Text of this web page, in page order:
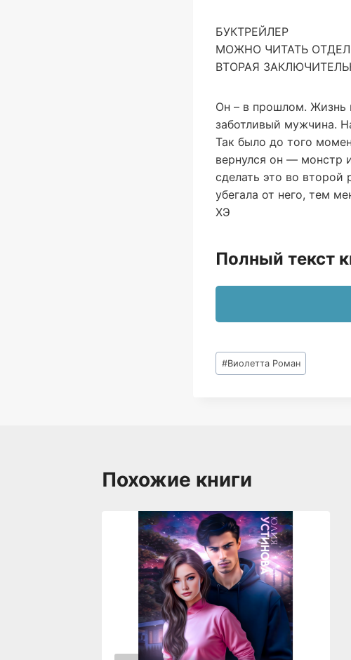
БУКТРЕЙЛЕР
МОЖНО ЧИТАТЬ
ВТОРАЯ
Он – в прошлом. Жизнь
заботливый мужчина.
Так было до того
вернулся он — монстр
сделать это во
убегала от него, тем
ХЭ
Полный текст
Метки
записи:
#Виолетта Роман
Похожие книги